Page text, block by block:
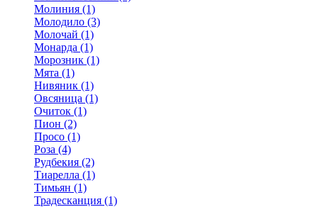
Молиния (1)
Молодило (3)
Молочай (1)
Монарда (1)
Морозник (1)
Мята (1)
Нивяник (1)
Овсяница (1)
Очиток (1)
Пион (2)
Просо (1)
Роза (4)
Рудбекия (2)
Тиарелла (1)
Тимьян (1)
Традесканция (1)